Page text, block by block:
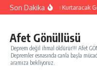
İçeriğe atla
Son DakikaYarınları Kurtaracak
Afet Gönüllüsü
Deprem değil ihmal öldürür!!! Afet
Depremler esnasında canla başla
aramıza bekliyoruz.